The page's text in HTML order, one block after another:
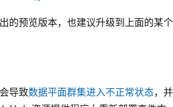
的预览版本，也建议升级到上面的某个
导致数据平面群集进入不正常状态，并